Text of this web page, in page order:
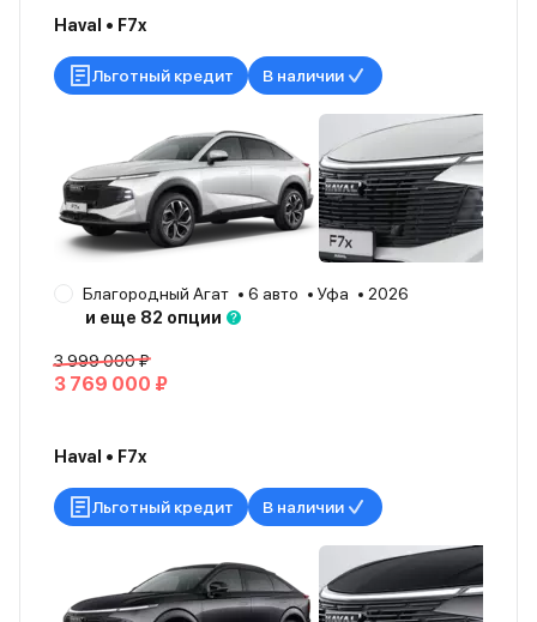
Haval • F7x
Льготный кредит В наличии
Благородный Агат 6 авто Уфа
2026
и еще 82 опции
3 999 000 ₽
3 769 000 ₽
Haval • F7x
Льготный кредит В наличии